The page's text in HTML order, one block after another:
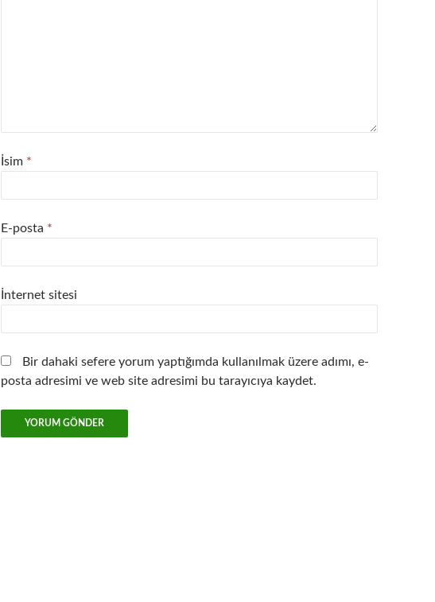
İsim *
E-posta *
İnternet sitesi
Bir dahaki sefere yorum yaptığımda kullanılmak üzere adımı, e-
posta adresimi ve web site adresimi bu tarayıcıya kaydet.